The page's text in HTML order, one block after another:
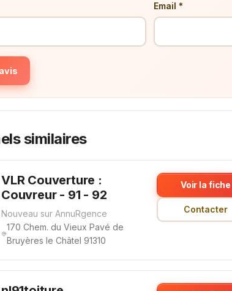
Email *
similaires
VLR Couverture :
Couvreur - 91 - 92
Nouveau sur AnnuRgence
170 Chem. du Vieux Pavé de
Bruyères le Châtel 91310
Voir la fiche
Contacter